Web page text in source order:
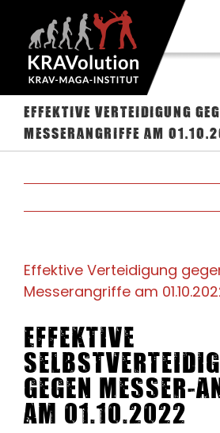
springen
Effektive Verteidigung
Messerangriffe am
Effektive Verteidigung
Messerangriffe am
Effektive
gegen Messer-
am 01.10.2022